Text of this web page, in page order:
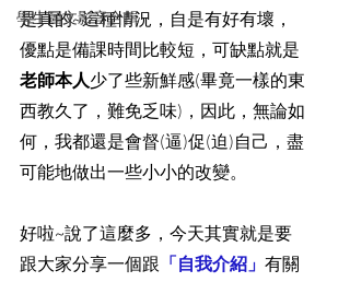
學生圖文影音合輯
是真的~這種情況，自是有好有壞，
優點是備課時間比較短，可缺點就是
老師本人少了些新鮮感(畢竟一樣的東
西教久了，難免乏味)，因此，無論如
何，我都還是會督(逼)促(迫)自己，盡
可能地做出一些小小的改變。
好啦~說了這麼多，今天其實就是要
跟大家分享一個跟 「自我介紹」 有關